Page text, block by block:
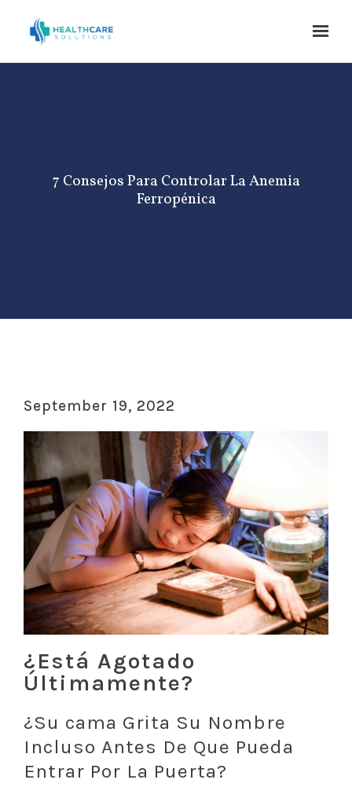
Skip to main content
7 Consejos Para Controlar La Anemia
Ferropénica
September 19, 2022
¿Está Agotado
Últimamente?
¿Su cama Grita Su Nombre
Incluso Antes De Que Pueda
Entrar Por La Puerta?